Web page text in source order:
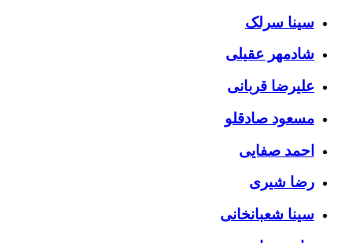
سینا سرلک
شادمهر عقیلی
علیرضا قربانی
مسعود صادقلو
احمد صفایی
رضا شیری
سینا شعبانخانی